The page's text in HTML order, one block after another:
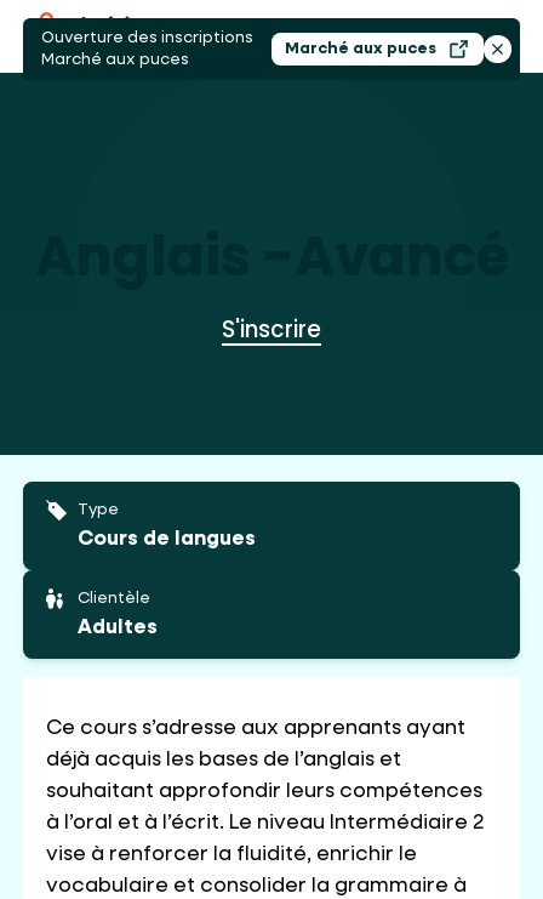
Ouverture des inscriptions
Marché aux puces
Marché aux pucesOuvrir dans un
S'inscrire
Type
Cours de langues
Clientèle
Adultes
Ce cours s’adresse aux apprenants ayant
déjà acquis les bases de l’anglais et
souhaitant approfondir leurs compétences
à l’oral et à l’écrit. Le niveau Intermédiaire 2
vise à renforcer la fluidité, enrichir le
vocabulaire et consolider la grammaire à